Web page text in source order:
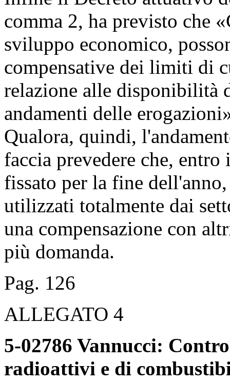
comma 2, ha previsto che
sviluppo economico,
compensative dei limiti di
relazione alle disponibilità
andamenti delle
Qualora, quindi,
faccia prevedere che,
fissato per la fine
utilizzati totalmente dai
una compensazione con
più domanda.
Pag. 126
ALLEGATO 4
5-02786 Vannucci:
radioattivi e di